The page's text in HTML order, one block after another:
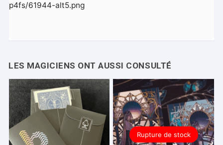
p4fs/61944-alt5.png
Rupture de stock